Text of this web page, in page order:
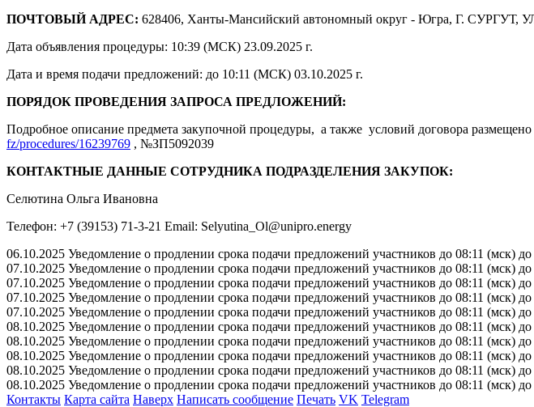
ПОЧТОВЫЙ АДРЕС: 628406, Ханты-Мансийский автономный округ - Югра, Г.
Дата объявления процедуры: 10:39 (МСК) 23.09.2025 г.
Дата и время подачи предложений: до 10:11 (МСК) 03.10.2025 г.
ПОРЯДОК ПРОВЕДЕНИЯ ЗАПРОСА ПРЕДЛОЖЕНИЙ:
Подробное описание предмета закупочной процедуры, а также условий договора
fz/procedures/16239769 , №ЗП5092039
КОНТАКТНЫЕ ДАННЫЕ СОТРУДНИКА ПОДРАЗДЕЛЕНИЯ ЗАКУПОК:
Селютина Ольга Ивановна
Телефон: +7 (39153) 71-3-21 Email: Selyutina_Ol@unipro.energy
06.10.2025 Уведомление о продлении срока подачи предложений участников до 08:11 (мск) до
07.10.2025 Уведомление о продлении срока подачи предложений участников до 08:11 (мск) до
07.10.2025 Уведомление о продлении срока подачи предложений участников до 08:11 (мск) до
07.10.2025 Уведомление о продлении срока подачи предложений участников до 08:11 (мск) до
07.10.2025 Уведомление о продлении срока подачи предложений участников до 08:11 (мск) до
08.10.2025 Уведомление о продлении срока подачи предложений участников до 08:11 (мск) до
08.10.2025 Уведомление о продлении срока подачи предложений участников до 08:11 (мск) до
08.10.2025 Уведомление о продлении срока подачи предложений участников до 08:11 (мск) до
08.10.2025 Уведомление о продлении срока подачи предложений участников до 08:11 (мск) до
08.10.2025 Уведомление о продлении срока подачи предложений участников до 08:11 (мск) до
Контакты Карта сайта Наверх Написать сообщение Печать VK Telegram